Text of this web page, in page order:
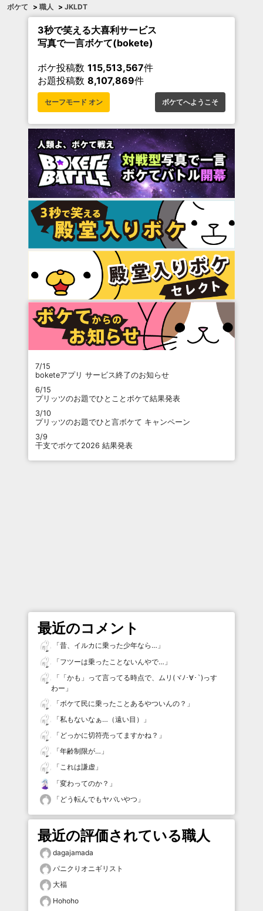
ボケて > 職人 > JKLDT
3秒で笑える大喜利サービス
写真で一言ボケて(bokete)
ボケ投稿数 115,513,567件
お題投稿数 8,107,869件
セーフモード オン ボケてへようこそ
7/15
boketeアプリ サービス終了のお知らせ
6/15
プリッツのお題でひとことボケて結果発表
3/10
プリッツのお題でひと言ボケて キャンペーン
3/9
干支でボケて2026 結果発表
最近のコメント
「昔、イルカに乗った少年なら… 」
「フツーは乗ったことないんやで… 」
「 「かも」って言ってる時点で、ムリ(ヾﾉ･∀･`)っす
わー 」
「ボケて民に乗ったことあるやついんの？ 」
「私もないなぁ…（遠い目）
」
「 どっかに切符売ってますかね？ 」
「年齢制限が… 」
「これは謙虚 」
「変わってのか？ 」
「 どう転んでもヤバいやつ 」
最近の評価されている職人
dagajamada
パニクりオニギリスト
大福
Hohoho